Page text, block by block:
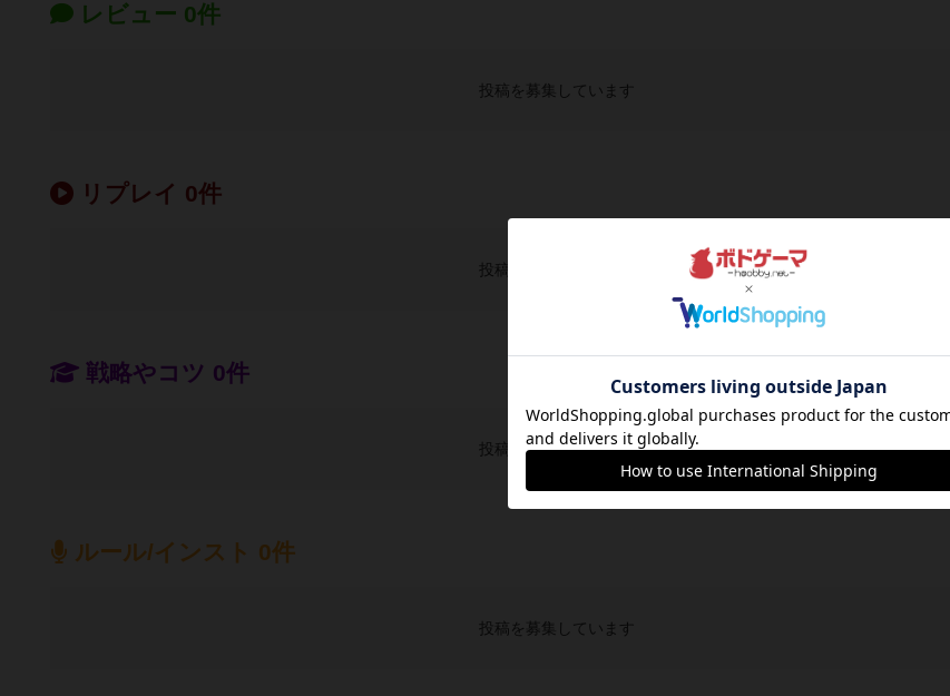
レビュー 0件
投稿を募集しています
リプレイ 0件
投稿を募集しています
戦略やコツ 0件
投稿を募集しています
ルール/インスト 0件
投稿を募集しています